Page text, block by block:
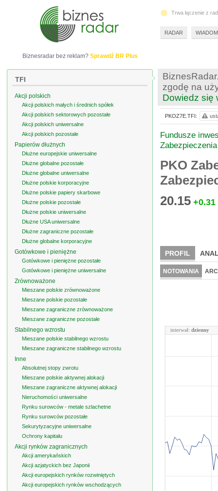
zgodę na
Dowiedz się
Fundusze
PKO
20.15 +0.31
PROFIL
NOTOWANIA
interwał: dzienny
PKOZ7E.TFI:
Biznesradar bez reklam? Sprawdź BR Plus
TFI
Akcji polskich
Akcji polskich małych i średnich spółek
Akcji polskich sektorowych pozostałe
Akcji polskich uniwersalne
Akcji polskich pozostałe
Papierów dłużnych
Dłużne europejskie uniwersalne
Dłużne globalne pozostałe
Dłużne globalne uniwersalne
Dłużne polskie korporacyjne
Dłużne polskie papiery skarbowe
Dłużne polskie pozostałe
Dłużne polskie uniwersalne
Dłużne USA uniwersalne
Dłużne zagraniczne pozostałe
Dłużne globalne korporacyjne
Gotówkowe i pieniężne
Gotówkowe i pieniężne pozostałe
Gotówkowe i pieniężne uniwersalne
Zrównoważone
Mieszane polskie zrównoważone
Mieszane polskie pozostałe
Mieszane zagraniczne zrównoważone
Mieszane zagraniczne pozostałe
Stabilnego wzrostu
Mieszane polskie stabilnego wzrostu
Mieszane zagraniczne stabilnego wzrostu
Inne
Absolutnej stopy zwrotu
Mieszane polskie aktywnej alokacji
Mieszane zagraniczne aktywnej alokacji
Nieruchomości uniwersalne
Rynku surowców - metale szlachetne
Rynku surowców pozostałe
Sekurytyzacyjne uniwersalne
Ochrony kapitału
Akcji rynków zagranicznych
Akcji amerykańskich
Akcji azjatyckich bez Japonii
Akcji europejskich rynków rozwiniętych
Akcji europejskich rynków wschodzących
Trwa łączenie z
RADAR